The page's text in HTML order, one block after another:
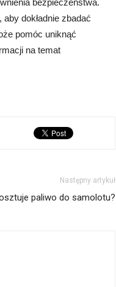
dokładnie zbadać
pomóc uniknąć
na temat
Następny artykuł
paliwo do samolotu?